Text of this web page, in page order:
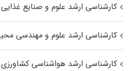
کارشناسی ارشد علوم و صنایع غذایی
کارشناسی ارشد علوم و مهندسی
کارشناسی ارشد هواشناسی کشاورزی